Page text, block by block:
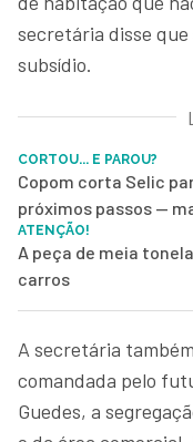
secretária disse
subsídio.
CORTOU... E PAROU?
Copom corta Selic
próximos passos —
ATENÇÃO!
A peça de meia
carros
A secretária
comandada pelo
Guedes, a